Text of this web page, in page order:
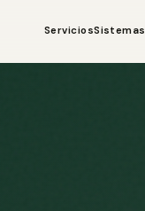
ServiciosSistemas